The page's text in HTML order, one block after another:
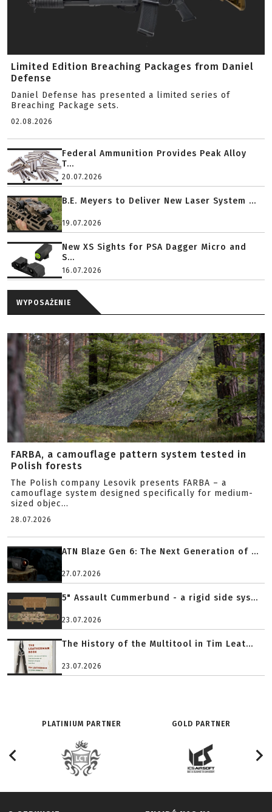
Limited Edition Breaching Packages from Daniel
Defense
Daniel Defense has presented a limited series of
Breaching Package sets.
02.08.2026
Federal Ammunition Provides Peak Alloy
T...
20.07.2026
B.E. Meyers to Deliver New Laser System ...
19.07.2026
New XS Sights for PSA Dagger Micro and
S...
16.07.2026
WYPOSAŻENIE
FARBA, a camouflage pattern system tested in
Polish forests
The Polish company Lesovik presents FARBA – a
camouflage system designed specifically for medium-
sized objec...
28.07.2026
ATN Blaze Gen 6: The Next Generation of ...
27.07.2026
5" Assault Cummerbund - a rigid side sys...
23.07.2026
The History of the Multitool in Tim Leat...
23.07.2026
PLATINIUM PARTNER GOLD PARTNER